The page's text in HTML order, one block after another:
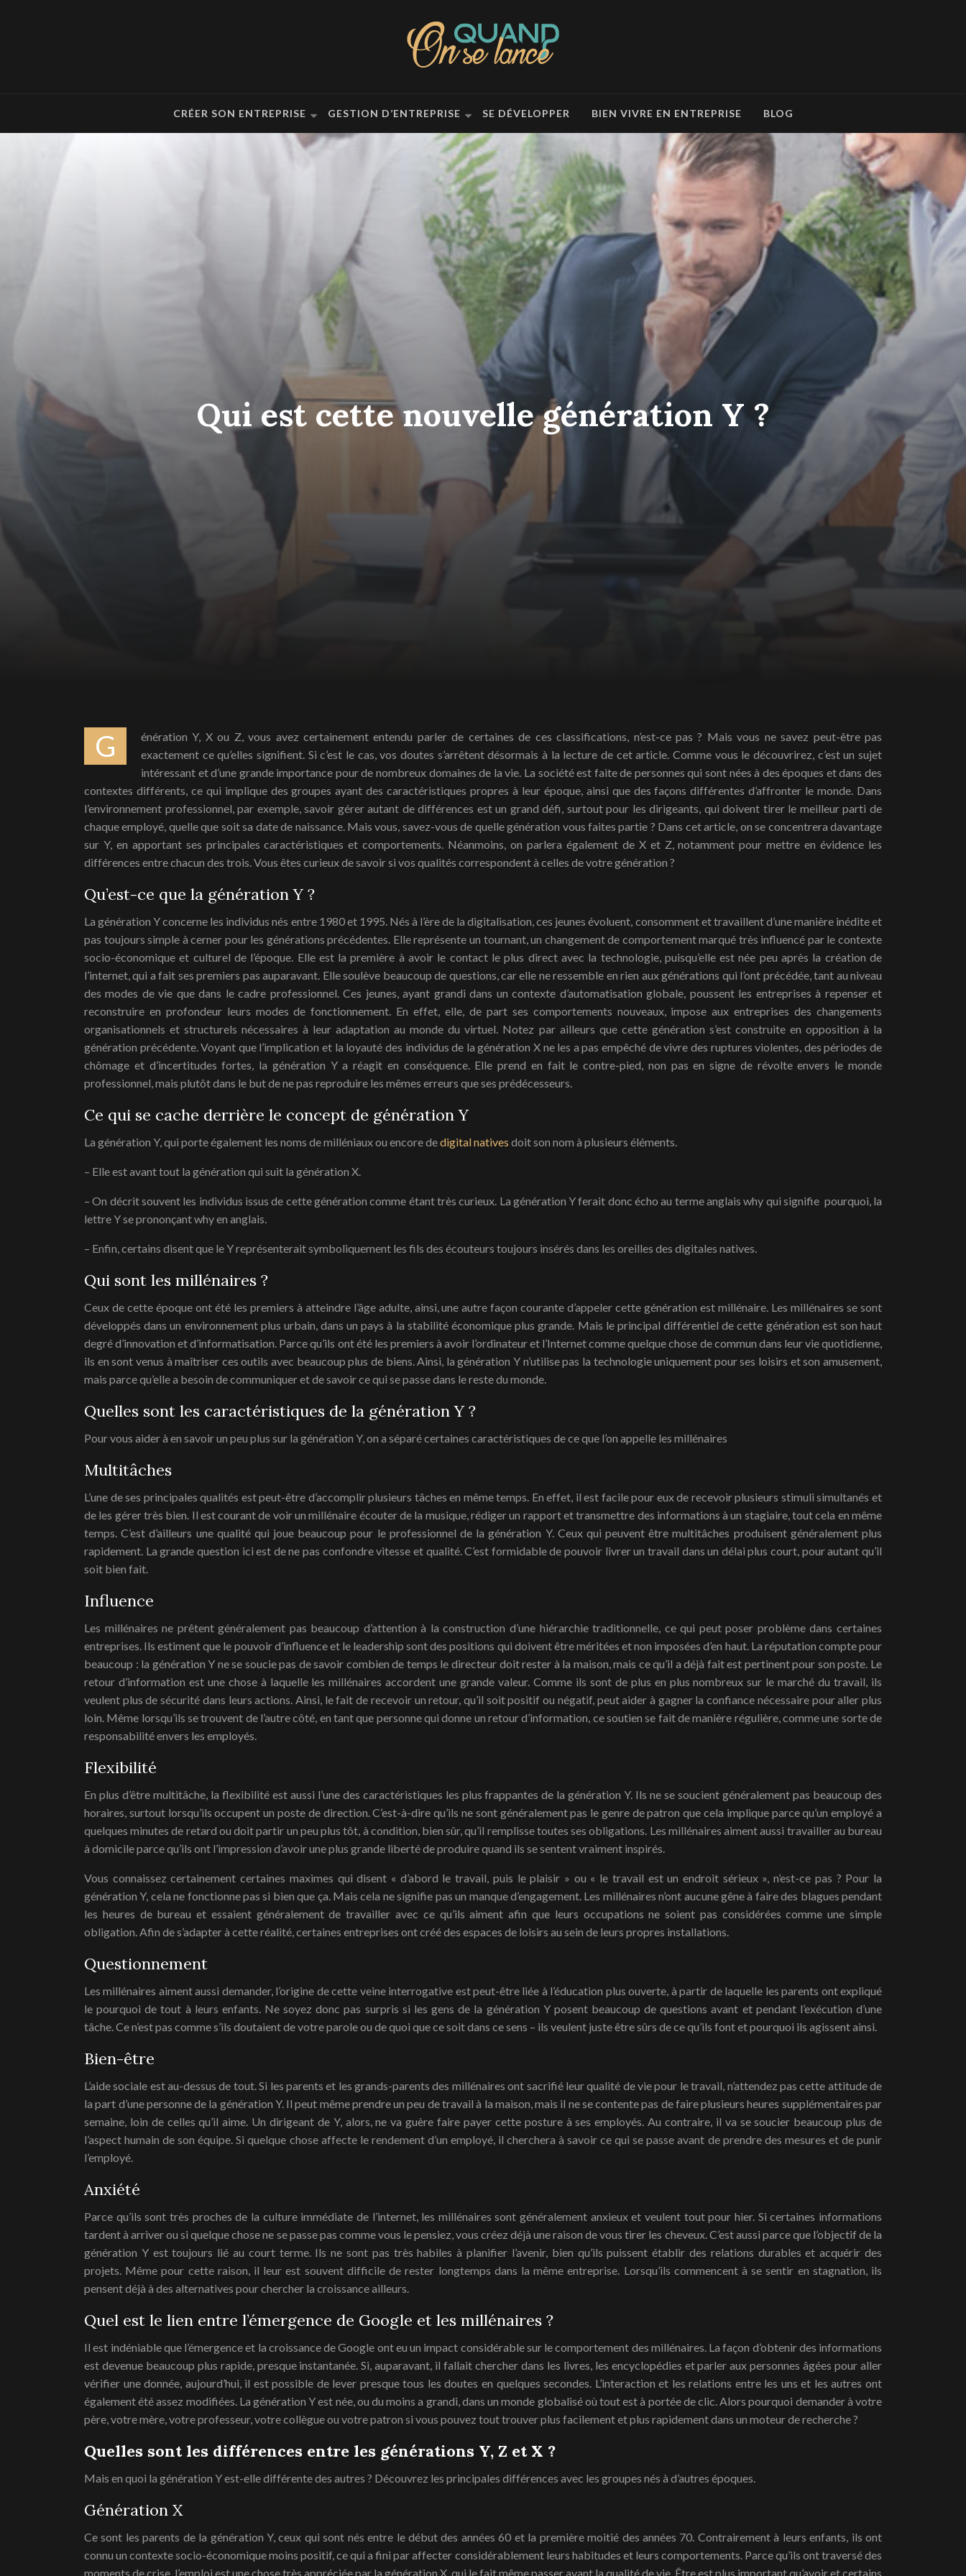
CRÉER SON ENTREPRISE GESTION D’ENTREPRISE SE DÉVELOPPER BIEN VIVRE EN ENTREPRISE BLOG
Qui est cette nouvelle génération Y ?
Génération Y, X ou Z, vous avez certainement entendu parler de certaines de ces classifications, n’est-ce pas ? Mais vous ne savez peut-être pas
exactement ce qu’elles signifient. Si c’est le cas, vos doutes s’arrêtent désormais à la lecture de cet article. Comme vous le découvrirez, c’est un sujet
intéressant et d’une grande importance pour de nombreux domaines de la vie. La société est faite de personnes qui sont nées à des époques et dans des
contextes différents, ce qui implique des groupes ayant des caractéristiques propres à leur époque, ainsi que des façons différentes d’affronter le monde. Dans
l’environnement professionnel, par exemple, savoir gérer autant de différences est un grand défi, surtout pour les dirigeants, qui doivent tirer le meilleur parti de
chaque employé, quelle que soit sa date de naissance. Mais vous, savez-vous de quelle génération vous faites partie ? Dans cet article, on se concentrera davantage
sur Y, en apportant ses principales caractéristiques et comportements. Néanmoins, on parlera également de X et Z, notamment pour mettre en évidence les
différences entre chacun des trois. Vous êtes curieux de savoir si vos qualités correspondent à celles de votre génération ?
Qu’est-ce que la génération Y ?
La génération Y concerne les individus nés entre 1980 et 1995. Nés à l’ère de la digitalisation, ces jeunes évoluent, consomment et travaillent d’une manière inédite et
pas toujours simple à cerner pour les générations précédentes. Elle représente un tournant, un changement de comportement marqué très influencé par le contexte
socio-économique et culturel de l’époque. Elle est la première à avoir le contact le plus direct avec la technologie, puisqu’elle est née peu après la création de
l’internet, qui a fait ses premiers pas auparavant. Elle soulève beaucoup de questions, car elle ne ressemble en rien aux générations qui l’ont précédée, tant au niveau
des modes de vie que dans le cadre professionnel. Ces jeunes, ayant grandi dans un contexte d’automatisation globale, poussent les entreprises à repenser et
reconstruire en profondeur leurs modes de fonctionnement. En effet, elle, de part ses comportements nouveaux, impose aux entreprises des changements
organisationnels et structurels nécessaires à leur adaptation au monde du virtuel. Notez par ailleurs que cette génération s’est construite en opposition à la
génération précédente. Voyant que l’implication et la loyauté des individus de la génération X ne les a pas empêché de vivre des ruptures violentes, des périodes de
chômage et d’incertitudes fortes, la génération Y a réagit en conséquence. Elle prend en fait le contre-pied, non pas en signe de révolte envers le monde
professionnel, mais plutôt dans le but de ne pas reproduire les mêmes erreurs que ses prédécesseurs.
Ce qui se cache derrière le concept de génération Y
La génération Y, qui porte également les noms de milléniaux ou encore dedigital natives doit son nom à plusieurs éléments.
– Elle est avant tout la génération qui suit la génération X.
– On décrit souvent les individus issus de cette génération comme étant très curieux. La génération Y ferait donc écho au terme anglais why qui signifie pourquoi, la
lettre Y se prononçant why en anglais.
– Enfin, certains disent que le Y représenterait symboliquement les fils des écouteurs toujours insérés dans les oreilles des digitales natives.
Qui sont les millénaires ?
Ceux de cette époque ont été les premiers à atteindre l’âge adulte, ainsi, une autre façon courante d’appeler cette génération est millénaire. Les millénaires se sont
développés dans un environnement plus urbain, dans un pays à la stabilité économique plus grande. Mais le principal différentiel de cette génération est son haut
degré d’innovation et d’informatisation. Parce qu’ils ont été les premiers à avoir l’ordinateur et l’Internet comme quelque chose de commun dans leur vie quotidienne,
ils en sont venus à maîtriser ces outils avec beaucoup plus de biens. Ainsi, la génération Y n’utilise pas la technologie uniquement pour ses loisirs et son amusement,
mais parce qu’elle a besoin de communiquer et de savoir ce qui se passe dans le reste du monde.
Quelles sont les caractéristiques de la génération Y ?
Pour vous aider à en savoir un peu plus sur la génération Y, on a séparé certaines caractéristiques de ce que l’on appelle les millénaires
Multitâches
L’une de ses principales qualités est peut-être d’accomplir plusieurs tâches en même temps. En effet, il est facile pour eux de recevoir plusieurs stimuli simultanés et
de les gérer très bien. Il est courant de voir un millénaire écouter de la musique, rédiger un rapport et transmettre des informations à un stagiaire, tout cela en même
temps. C’est d’ailleurs une qualité qui joue beaucoup pour le professionnel de la génération Y. Ceux qui peuvent être multitâches produisent généralement plus
rapidement. La grande question ici est de ne pas confondre vitesse et qualité. C’est formidable de pouvoir livrer un travail dans un délai plus court, pour autant qu’il
soit bien fait.
Influence
Les millénaires ne prêtent généralement pas beaucoup d’attention à la construction d’une hiérarchie traditionnelle, ce qui peut poser problème dans certaines
entreprises. Ils estiment que le pouvoir d’influence et le leadership sont des positions qui doivent être méritées et non imposées d’en haut. La réputation compte pour
beaucoup : la génération Y ne se soucie pas de savoir combien de temps le directeur doit rester à la maison, mais ce qu’il a déjà fait est pertinent pour son poste. Le
retour d’information est une chose à laquelle les millénaires accordent une grande valeur. Comme ils sont de plus en plus nombreux sur le marché du travail, ils
veulent plus de sécurité dans leurs actions. Ainsi, le fait de recevoir un retour, qu’il soit positif ou négatif, peut aider à gagner la confiance nécessaire pour aller plus
loin. Même lorsqu’ils se trouvent de l’autre côté, en tant que personne qui donne un retour d’information, ce soutien se fait de manière régulière, comme une sorte de
responsabilité envers les employés.
Flexibilité
En plus d’être multitâche, la flexibilité est aussi l’une des caractéristiques les plus frappantes de la génération Y. Ils ne se soucient généralement pas beaucoup des
horaires, surtout lorsqu’ils occupent un poste de direction. C’est-à-dire qu’ils ne sont généralement pas le genre de patron que cela implique parce qu’un employé a
quelques minutes de retard ou doit partir un peu plus tôt, à condition, bien sûr, qu’il remplisse toutes ses obligations. Les millénaires aiment aussi travailler au bureau
à domicile parce qu’ils ont l’impression d’avoir une plus grande liberté de produire quand ils se sentent vraiment inspirés.
Vous connaissez certainement certaines maximes qui disent « d’abord le travail, puis le plaisir » ou « le travail est un endroit sérieux », n’est-ce pas ? Pour la
génération Y, cela ne fonctionne pas si bien que ça. Mais cela ne signifie pas un manque d’engagement. Les millénaires n’ont aucune gêne à faire des blagues pendant
les heures de bureau et essaient généralement de travailler avec ce qu’ils aiment afin que leurs occupations ne soient pas considérées comme une simple
obligation. Afin de s’adapter à cette réalité, certaines entreprises ont créé des espaces de loisirs au sein de leurs propres installations.
Questionnement
Les millénaires aiment aussi demander, l’origine de cette veine interrogative est peut-être liée à l’éducation plus ouverte, à partir de laquelle les parents ont expliqué
le pourquoi de tout à leurs enfants. Ne soyez donc pas surpris si les gens de la génération Y posent beaucoup de questions avant et pendant l’exécution d’une
tâche. Ce n’est pas comme s’ils doutaient de votre parole ou de quoi que ce soit dans ce sens – ils veulent juste être sûrs de ce qu’ils font et pourquoi ils agissent ainsi.
Bien-être
L’aide sociale est au-dessus de tout. Si les parents et les grands-parents des millénaires ont sacrifié leur qualité de vie pour le travail, n’attendez pas cette attitude de
la part d’une personne de la génération Y. Il peut même prendre un peu de travail à la maison, mais il ne se contente pas de faire plusieurs heures supplémentaires par
semaine, loin de celles qu’il aime. Un dirigeant de Y, alors, ne va guère faire payer cette posture à ses employés. Au contraire, il va se soucier beaucoup plus de
l’aspect humain de son équipe. Si quelque chose affecte le rendement d’un employé, il cherchera à savoir ce qui se passe avant de prendre des mesures et de punir
l’employé.
Anxiété
Parce qu’ils sont très proches de la culture immédiate de l’internet, les millénaires sont généralement anxieux et veulent tout pour hier. Si certaines informations
tardent à arriver ou si quelque chose ne se passe pas comme vous le pensiez, vous créez déjà une raison de vous tirer les cheveux. C’est aussi parce que l’objectif de la
génération Y est toujours lié au court terme. Ils ne sont pas très habiles à planifier l’avenir, bien qu’ils puissent établir des relations durables et acquérir des
projets. Même pour cette raison, il leur est souvent difficile de rester longtemps dans la même entreprise. Lorsqu’ils commencent à se sentir en stagnation, ils
pensent déjà à des alternatives pour chercher la croissance ailleurs.
Quel est le lien entre l’émergence de Google et les millénaires ?
Il est indéniable que l’émergence et la croissance de Google ont eu un impact considérable sur le comportement des millénaires. La façon d’obtenir des informations
est devenue beaucoup plus rapide, presque instantanée. Si, auparavant, il fallait chercher dans les livres, les encyclopédies et parler aux personnes âgées pour aller
vérifier une donnée, aujourd’hui, il est possible de lever presque tous les doutes en quelques secondes. L’interaction et les relations entre les uns et les autres ont
également été assez modifiées. La génération Y est née, ou du moins a grandi, dans un monde globalisé où tout est à portée de clic. Alors pourquoi demander à votre
père, votre mère, votre professeur, votre collègue ou votre patron si vous pouvez tout trouver plus facilement et plus rapidement dans un moteur de recherche ?
Quelles sont les différences entre les générations Y, Z et X ?
Mais en quoi la génération Y est-elle différente des autres ? Découvrez les principales différences avec les groupes nés à d’autres époques.
Génération X
Ce sont les parents de la génération Y, ceux qui sont nés entre le début des années 60 et la première moitié des années 70. Contrairement à leurs enfants, ils ont
connu un contexte socio-économique moins positif, ce qui a fini par affecter considérablement leurs habitudes et leurs comportements. Parce qu’ils ont traversé des
moments de crise, l’emploi est une chose très appréciée par la génération X, qui le fait même passer avant la qualité de vie. Être est plus important qu’avoir et certains